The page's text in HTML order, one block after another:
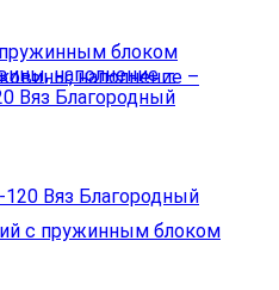
блоком
наполнение –
Вяз Благородный